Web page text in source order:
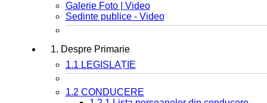
Galerie Foto | Video
Sedinte publice - Video
1. Despre Primarie
1.1 LEGISLAȚIE
1.2 CONDUCERE